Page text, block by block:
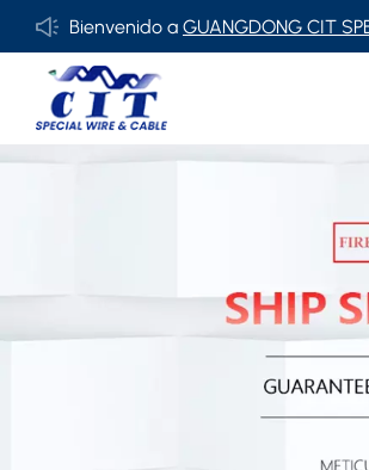
Bienvenido aGUANGDONG CIT SPECIAL